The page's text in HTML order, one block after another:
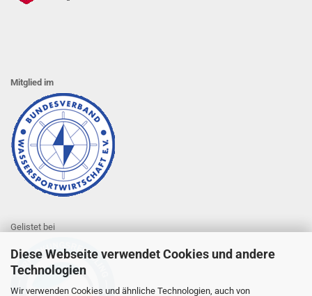
Diese Webseite verwendet Cookies und andere
Technologien
Wir verwenden Cookies und ähnliche Technologien, auch von
Mitglied im
Gelistet bei